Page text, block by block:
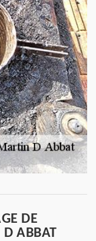
DE
ABBAT